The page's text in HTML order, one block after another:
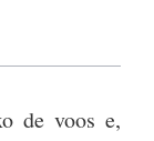
de voos e,